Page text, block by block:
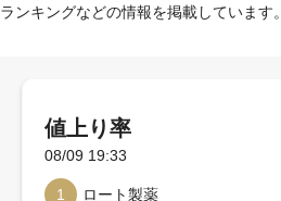
ランキングなどの情報を掲載しています。